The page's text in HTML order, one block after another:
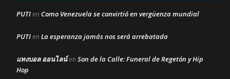
PUTI en Como Venezuela se convirtió en vergüenza mundial
PUTI en La esperanza jamás nos será arrebatada
แทงบอล ออนไลน์en Son de la Calle: Funeral de Regetón y Hip
Hop